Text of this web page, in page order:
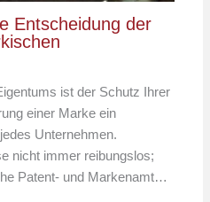
Entscheidung der
ist der Schutz Ihrer
einer Marke ein
Unternehmen.
nicht immer reibungslos;
Patent- und Markenamt…